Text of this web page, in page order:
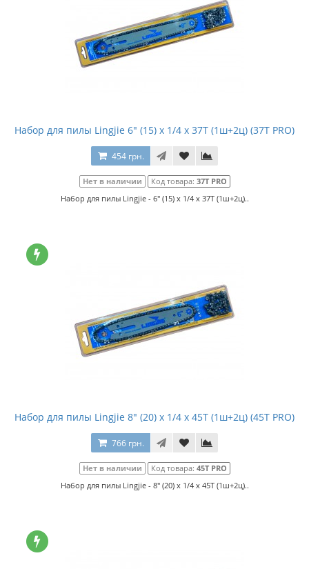
Набор для пилы Lingjie 6" (15) x 1/4 x 37T (1ш+2ц) (37T PRO)
454 грн.
Нет в наличии Код товара: 37T PRO
Набор для пилы Lingjie - 6" (15) x 1/4 x 37T (1ш+2ц)..
Набор для пилы Lingjie 8" (20) x 1/4 x 45T (1ш+2ц) (45T PRO)
766 грн.
Нет в наличии Код товара: 45T PRO
Набор для пилы Lingjie - 8" (20) x 1/4 x 45T (1ш+2ц)..